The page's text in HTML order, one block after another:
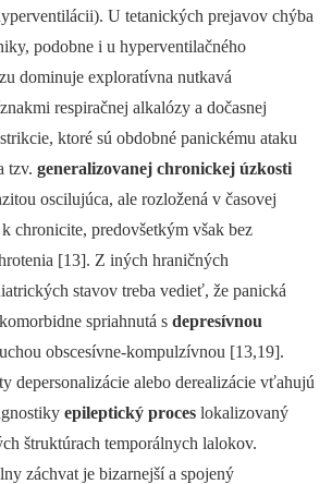
U tetanických prejavov chýba
podobne i u hyperventilačného
dominuje exploratívna nutkavá
respiračnej alkalózy a dočasnej
ktoré sú obdobné panickému ataku
tzv. generalizovanej chronickej úzkosti
oscilujúca, ale rozložená v časovej
chronicite, predovšetkým však bez
[13]. Z iných hraničných
stavov treba vedieť, že panická
spriahnutá s depresívnou
obscesívne-kompulzívnou [13,19].
depersonalizácie alebo derealizácie vťahujú
epileptický proces lokalizovaný
štruktúrach temporálnych lalokov.
záchvat je bizarnejší a spojený